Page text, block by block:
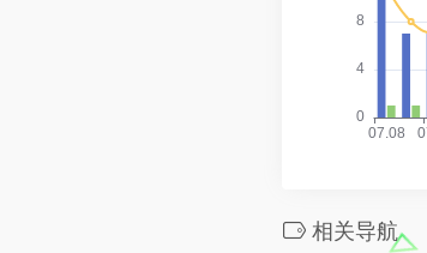
相关导航